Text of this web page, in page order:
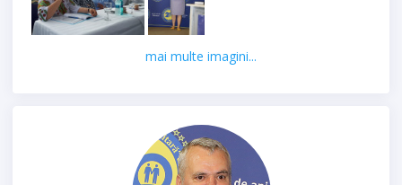
mai multe imagini...